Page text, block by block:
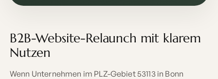
B2B-Website-Relaunch mit klarem
Nutzen
Wenn Unternehmen im PLZ-Gebiet 53113 in Bonn